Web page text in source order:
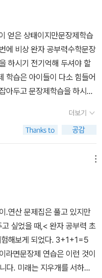
며 끝나요.​​​1A교재의 차례는
봅니다.초등 저학년 교재이
용했어요.우리는 1일차라,- 1
몇째 사이에 있는 것 구하기
문제를 풀면서 웜업했어요.
답을 구해갔답니다. 1학년 문
요.몇째와 몇째 사이에 있는
도 했지만 다시 문제를 보며
인 스스로 체크하는 부분이
있더라고요. 왜 안 떨어지게
있도록 되어 있다고 해요.
는데, 책 분리를 하고 싶은
. 정답지는 QR코드로 볼 수
어보니, 기초부터 다지기 위
각이 듭니다. 아이와 완북하
봐야겠어요.​#완자공부력 #초
비상교재로부터 교재를 제공
얻은 상태이지만문장제학습
에 비상 완자 공부력수학문장
하시기 전기억해 두셔야 할
학습은 아이들이 다소 힘들어
아두고 문장제학습을 하시길
학습을 하는데또 하나 중요
를 제대로 파악할 수 있어야
하거나초등학교 저학년 친구
지 하나씩 답을 구해나가는
상 완자 공부력 수학문장제
제 문제를 어떤 방식으로풀어
며 노출시켜주는방식이 너
힘들어했던 아이였지만어느
요~~매일 꾸준하게 수학문
면스스로 문제를 해결하는
터 교재를 제공받아 작성한
더보기
.연산 문제집은 풀고 있지만
싶었을 때,< 완자 공부력 초
험해보게 되었다. 3+1+1=5
라면문장제 연습은 이런 것이
다. 미래는 지우개를 서하보